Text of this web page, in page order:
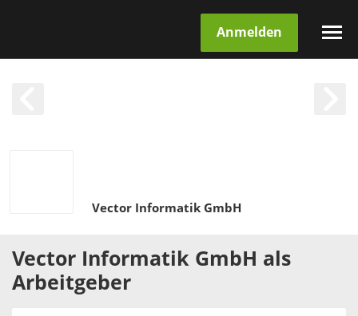
Anmelden
Vector Informatik GmbH
Vector Informatik GmbH als
Arbeitgeber